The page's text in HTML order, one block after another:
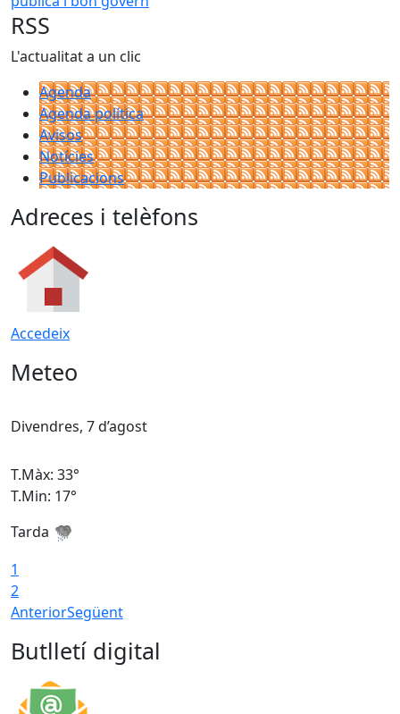
RSS
L'actualitat a un clic
Agenda
Agenda política
Avisos
Notícies
Publicacions
Adreces i telèfons
Accedeix
Meteo
Divendres, 7 d’agost
T.Màx: 33°
T.Min: 17°
Tarda
1
2
AnteriorSegüent
Butlletí digital